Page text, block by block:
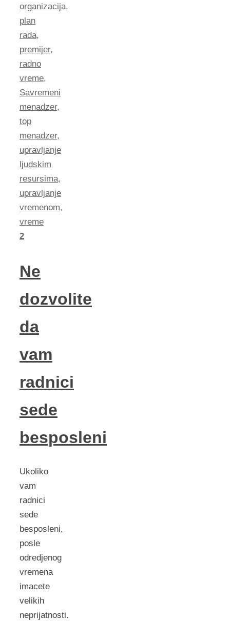
organizacija,
plan
rada,
premijer,
radno
vreme,
Savremeni
menadzer,
top
menadzer,
upravljanje
ljudskim
resursima,
upravljanje
vremenom,
vreme
2
Ne
dozvolite
da
vam
radnici
sede
besposleni
Ukoliko
vam
radnici
sede
besposleni,
posle
odredjenog
vremena
imacete
velikih
neprijatnosti.